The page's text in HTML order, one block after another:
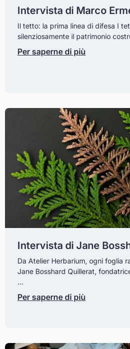
Intervista di Marco
Il tetto: la prima linea di difesa I
silenziosamente il patrimonio
Per saperne di più
Intervista di Jane
Da Atelier Herbarium, ogni foglia
Jane Bosshard Quillerat,
…
Per saperne di più